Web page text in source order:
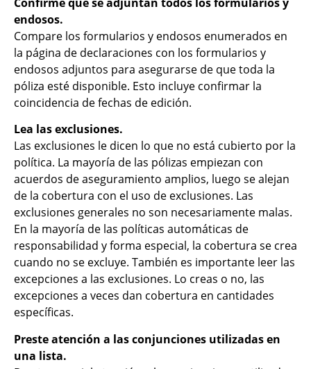
endosos.
Compare los formularios y endosos enumerados en
la página de declaraciones con los formularios y
endosos adjuntos para asegurarse de que toda la
póliza esté disponible. Esto incluye confirmar la
coincidencia de fechas de edición.
Lea las exclusiones.
Las exclusiones le dicen lo que no está cubierto por la
política. La mayoría de las pólizas empiezan con
acuerdos de aseguramiento amplios, luego se alejan
de la cobertura con el uso de exclusiones. Las
exclusiones generales no son necesariamente malas.
En la mayoría de las políticas automáticas de
responsabilidad y forma especial, la cobertura se crea
cuando no se excluye. También es importante leer las
excepciones a las exclusiones. Lo creas o no, las
excepciones a veces dan cobertura en cantidades
específicas.
Preste atención a las conjunciones utilizadas en
una lista.